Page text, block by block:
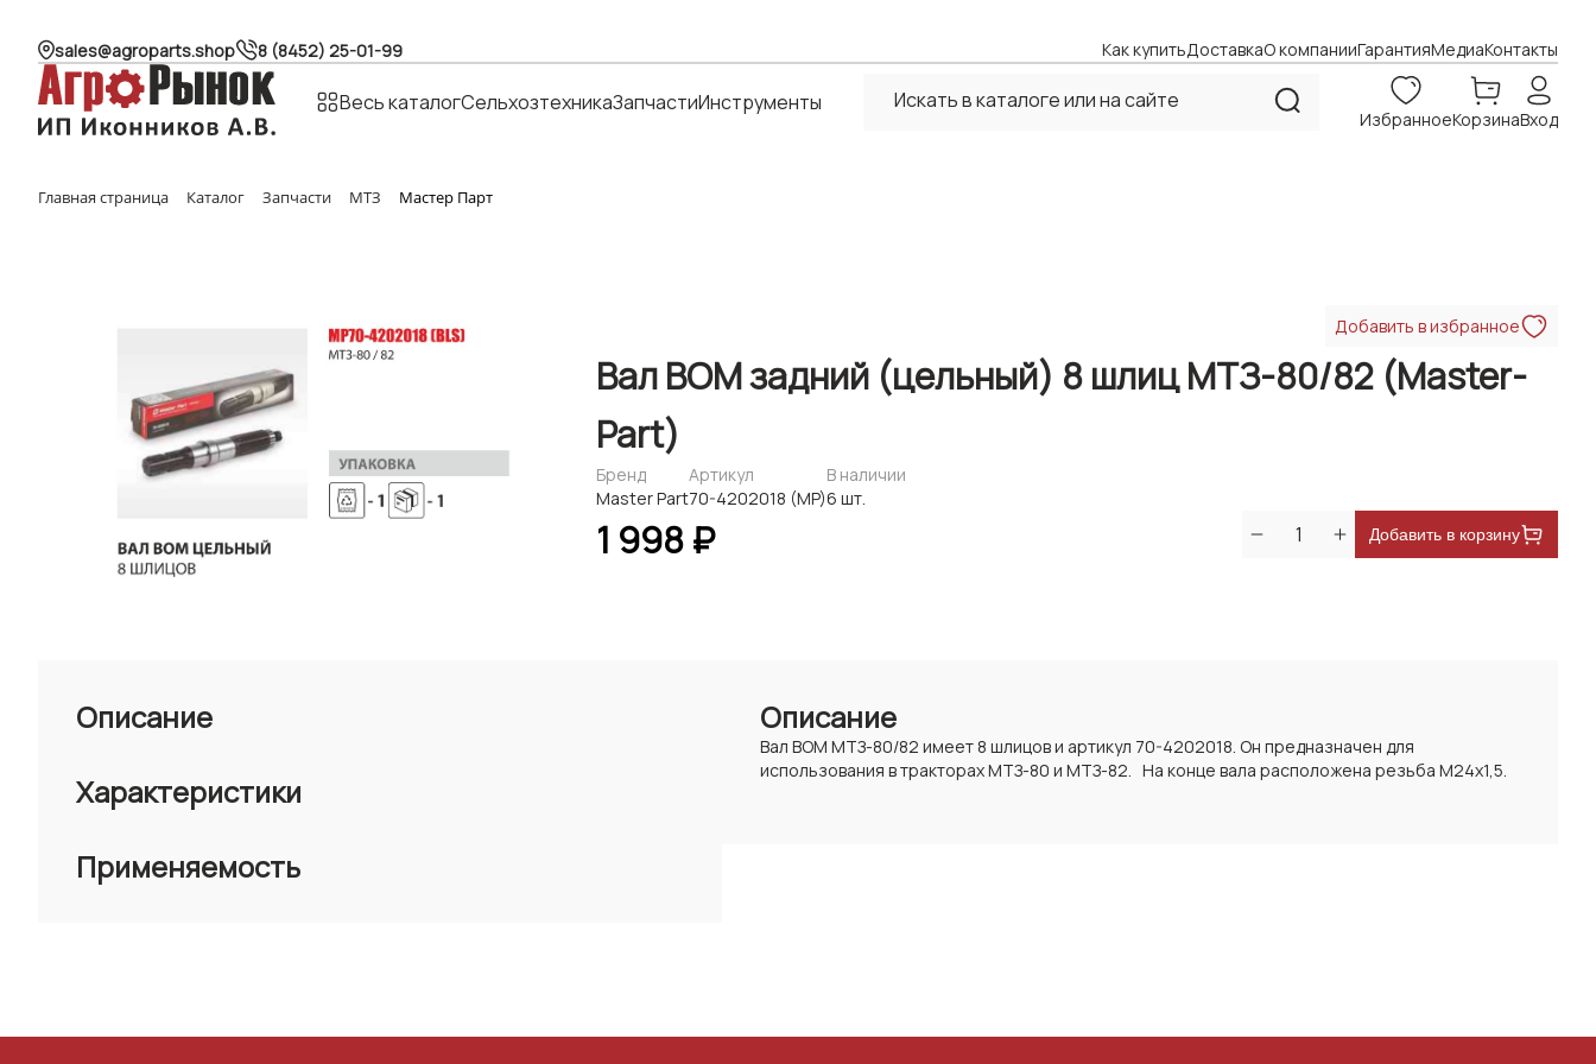
sales@agroparts.shop 8 (8452) 25-01-99 Как купитьДоставкаО компанииГарантияМедиаКонтакты
Весь каталогСельхозтехникаЗапчастиИнструменты
ИзбранноеКорзинаВход
Главная страница Каталог Запчасти МТЗ Мастер Парт
Добавить в избранное
Вал ВОМ задний (цельный) 8 шлиц МТЗ-80/82 (Master-
Part)
Бренд
Master Part
Артикул
70-4202018 (MP)
В наличии
6 шт.
1 998 ₽ Добавить в корзину
Описание
Характеристики
Применяемость
Описание
Вал ВОМ МТЗ-80/82 имеет 8 шлицов и артикул 70-4202018. Он предназначен для
использования в тракторах МТЗ-80 и МТЗ-82. На конце вала расположена резьба М24х1,5.